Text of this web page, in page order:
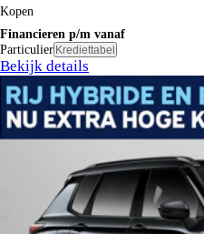
Kopen
Financieren p/m vanaf
Particulier Krediettabel
Bekijk details